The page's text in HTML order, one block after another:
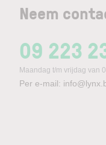
Neem
09 223
Maandag t/m vrijdag van
Per e-mail: